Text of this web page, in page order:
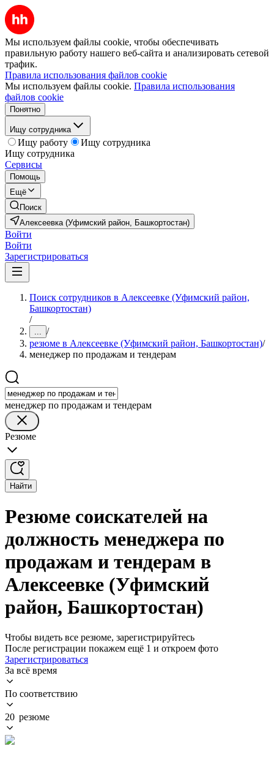
Мы используем файлы cookie, чтобы обеспечивать
правильную работу нашего веб-сайта и анализировать сетевой
трафик.
Правила использования файлов cookie
Мы используем файлы cookie. Правила использования
файлов cookie
Понятно
Ищу сотрудника
Ищу работу
Ищу сотрудника
Ищу сотрудника
Сервисы
Помощь
Ещё
Поиск
Алексеевка (Уфимский район, Башкортостан)
Войти
Войти
Зарегистрироваться
Поиск сотрудников в Алексеевке (Уфимский район,
Башкортостан)
/
... /
резюме в Алексеевке (Уфимский район, Башкортостан)/
менеджер по продажам и тендерам
менеджер по продажам и тендерам
Резюме
Найти
Резюме соискателей на
должность менеджера по
продажам и тендерам в
Алексеевке (Уфимский
район, Башкортостан)
Чтобы видеть все резюме, зарегистрируйтесь
После регистрации покажем ещё 1 и откроем фото
Зарегистрироваться
За всё время
По соответствию
20 резюме